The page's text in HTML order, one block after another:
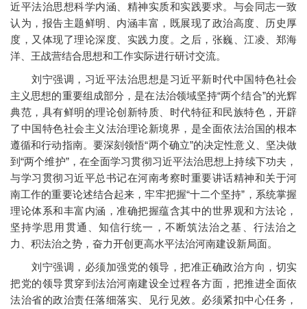
近平法治思想科学内涵、精神实质和实践要求。与会同志一致
认为，报告主题鲜明、内涵丰富，既展现了政治高度、历史厚
度，又体现了理论深度、实践力度。之后，张巍、江凌、郑海
洋、王战营结合思想和工作实际进行研讨交流。
刘宁强调，习近平法治思想是习近平新时代中国特色社会
主义思想的重要组成部分，是在法治领域坚持“两个结合”的光辉
典范，具有鲜明的理论创新特质、时代特征和民族特色，开辟
了中国特色社会主义法治理论新境界，是全面依法治国的根本
遵循和行动指南。要深刻领悟“两个确立”的决定性意义、坚决做
到“两个维护”，在全面学习贯彻习近平法治思想上持续下功夫，
与学习贯彻习近平总书记在河南考察时重要讲话精神和关于河
南工作的重要论述结合起来，牢牢把握“十二个坚持”，系统掌握
理论体系和丰富内涵，准确把握蕴含其中的世界观和方法论，
坚持学思用贯通、知信行统一，不断筑法治之基、行法治之
力、积法治之势，奋力开创更高水平法治河南建设新局面。
刘宁强调，必须加强党的领导，把准正确政治方向，切实
把党的领导贯穿到法治河南建设全过程各方面，把推进全面依
法治省的政治责任落细落实、见行见效。必须紧扣中心任务，